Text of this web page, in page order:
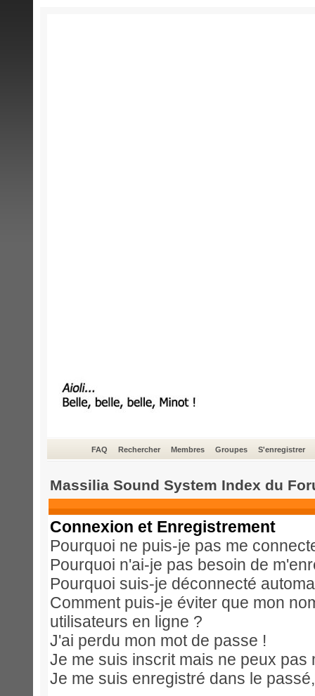
FAQ Rechercher Membres Groupes S'enregistrer
Massilia Sound System Index du
Connexion et Enregistrement
Pourquoi ne puis-je pas me
Pourquoi n'ai-je pas besoin de
Pourquoi suis-je déconnecté
Comment puis-je éviter que mon
utilisateurs en ligne ?
J'ai perdu mon mot de passe !
Je me suis inscrit mais ne peux pas
Je me suis enregistré dans le